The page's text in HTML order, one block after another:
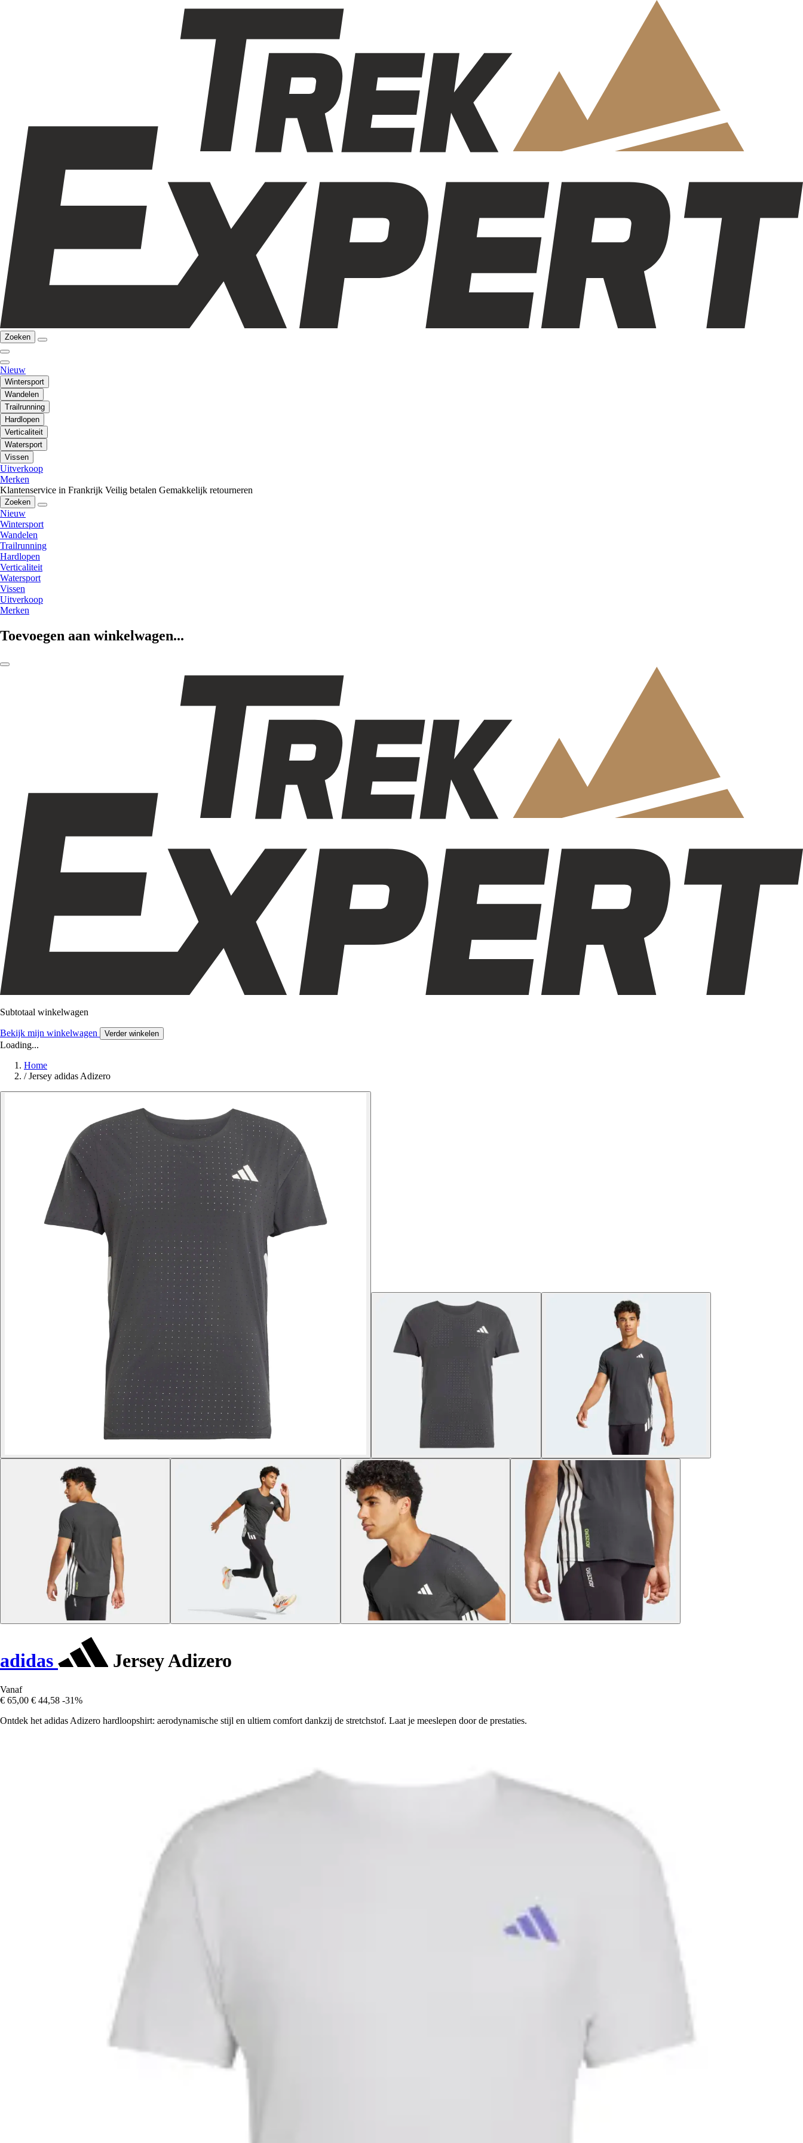
Zoeken
Nieuw
Wintersport
Wandelen
Trailrunning
Hardlopen
Verticaliteit
Watersport
Vissen
Uitverkoop
Merken
Klantenservice in Frankrijk Veilig betalen Gemakkelijk retourneren
Zoeken
Nieuw
Wintersport
Wandelen
Trailrunning
Hardlopen
Verticaliteit
Watersport
Vissen
Uitverkoop
Merken
Toevoegen aan winkelwagen...
Subtotaal winkelwagen
Bekijk mijn winkelwagen Verder winkelen
Loading...
Home
/ Jersey adidas Adizero
adidas Jersey Adizero
Vanaf
€ 65,00 € 44,58 -31%
Ontdek het adidas Adizero hardloopshirt: aerodynamische stijl en ultiem comfort dankzij de stretchstof. Laat je meeslepen door de prestaties.